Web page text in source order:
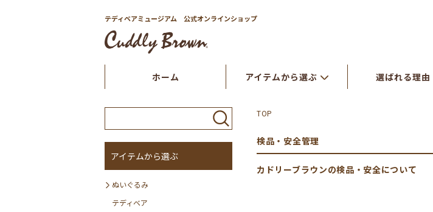
テディベアミュージアム 公式オンラインショップ
ホーム アイテムから選ぶ 選ばれる理由
TOP
検品・安全管理
カドリーブラウンの検品・安全について
アイテムから選ぶ
ぬいぐるみ
テディベア